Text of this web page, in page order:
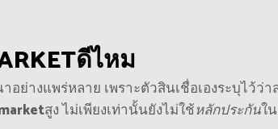
ดีไหม
ย่างแพร่หลาย เพราะตัวสินเชื่อเองระบุไว้ว่า
สูงไม่เพียงเท่านั้นยังไม่ใช้หลักประกันใ